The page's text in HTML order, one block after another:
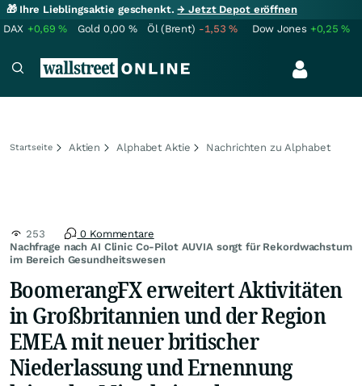
🎁 Ihre Lieblingsaktie geschenkt.→ Jetzt Depot eröffnen
DAX +0,69% Gold 0,00 % Öl (Brent) -1,53% Dow Jones +0,25%
Startseite Aktien Alphabet Aktie Nachrichten zu Alphabet
Nachfrage nach AI Clinic Co-Pilot AUVIA sorgt für Rekordwachstum
im Bereich Gesundheitswesen
253 0 Kommentare
BoomerangFX erweitert Aktivitäten
in Großbritannien und der Region
EMEA mit neuer britischer
Niederlassung und Ernennung